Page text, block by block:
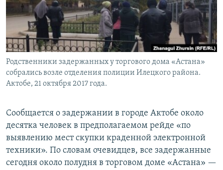
Родственники задержанных у торгового дома «Астана»
собрались возле отделения полиции Илецкого района.
Актобе, 21 октября 2017 года.
Сообщается о задержании в городе Актобе около
десятка человек в предполагаемом рейде «по
выявлению мест скупки краденной электронной
техники». По словам очевидцев, все задержанные
сегодня около полудня в торговом доме «Астана» —